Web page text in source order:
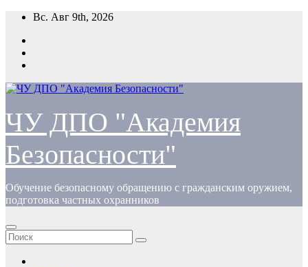
Перейти
содержимому
Вс. Авг 9th, 2026
ЧУ ДПО "Академия
Безопасности"
Обучение безопасному обращению с гражданским оружием,
подготовка частных охранников